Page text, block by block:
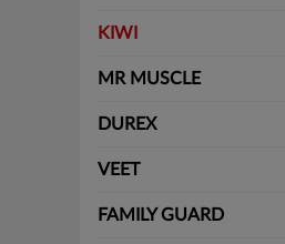
KIWI
MR MUSCLE
DUREX
VEET
FAMILY GUARD